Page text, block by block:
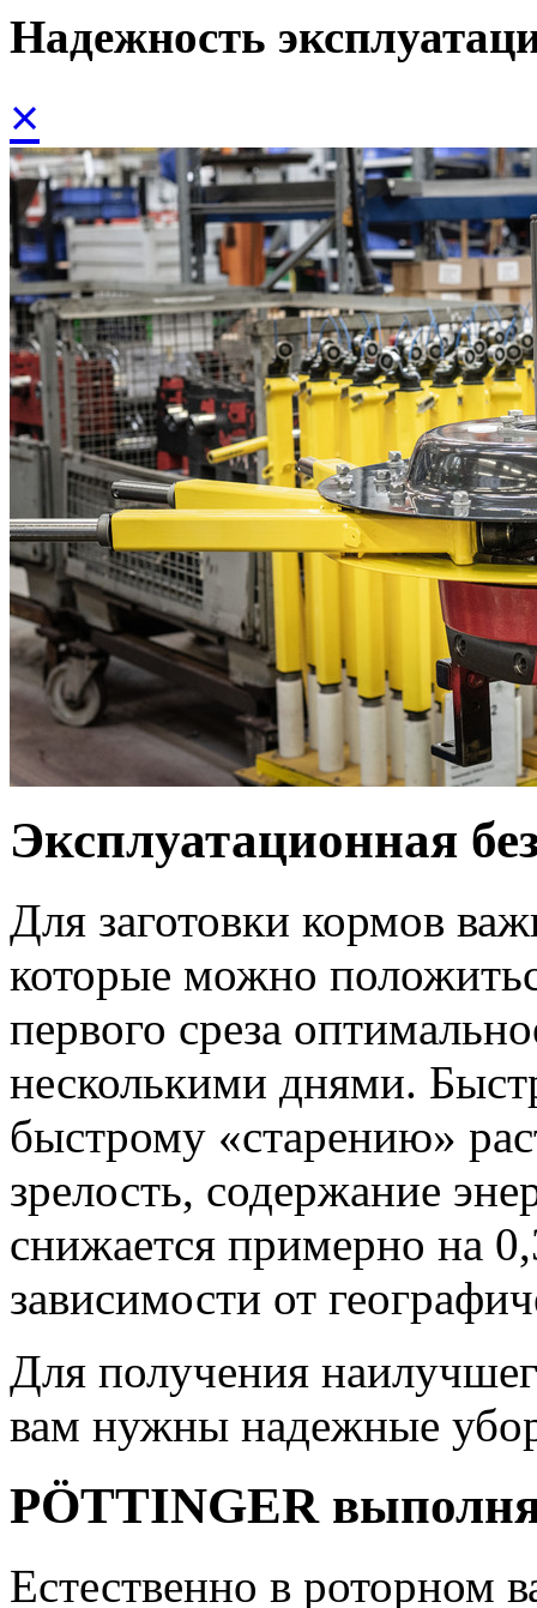
Надежность
×
Эксплуатационная
Для заготовки кормов
которые можно
первого среза
несколькими днями.
быстрому «старению»
зрелость, содержание
снижается примерно на
зависимости от
Для получения
вам нужны надежные
PÖTTINGER
Естественно в роторном